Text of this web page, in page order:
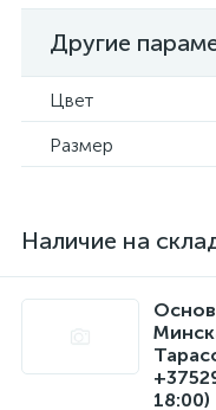
Другие
Цвет
Размер
Наличие на
18:00)